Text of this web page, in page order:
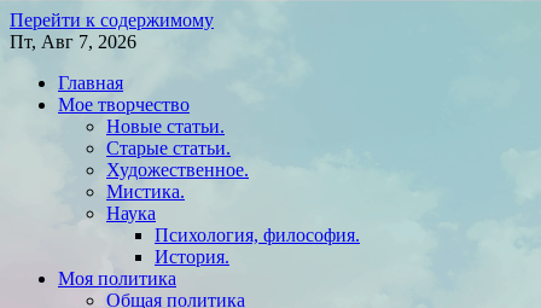
Перейти к содержимому
Пт, Авг 7, 2026
Главная
Мое творчество
Новые статьи.
Старые статьи.
Художественное.
Мистика.
Наука
Психология, философия.
История.
Моя политика
Общая политика